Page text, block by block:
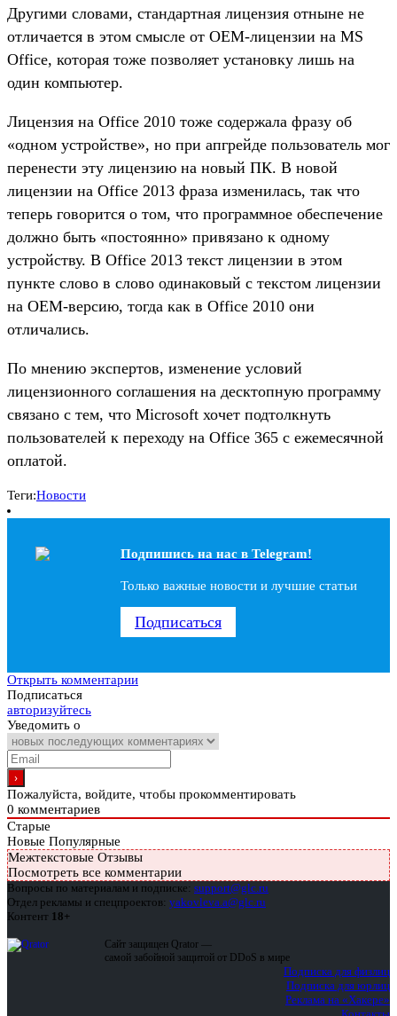
Другими словами, стандартная лицензия отныне не
отличается в этом смысле от OEM-лицензии на MS
Office, которая тоже позволяет установку лишь на
один компьютер.
Лицензия на Office 2010 тоже содержала фразу об
«одном устройстве», но при апгрейде пользователь мог
перенести эту лицензию на новый ПК. В новой
лицензии на Office 2013 фраза изменилась, так что
теперь говорится о том, что программное обеспечение
должно быть «постоянно» привязано к одному
устройству. В Office 2013 текст лицензии в этом
пункте слово в слово одинаковый с текстом лицензии
на OEM-версию, тогда как в Office 2010 они
отличались.
По мнению экспертов, изменение условий
лицензионного соглашения на десктопную программу
связано с тем, что Microsoft хочет подтолкнуть
пользователей к переходу на Office 365 с ежемесячной
оплатой.
Теги:Новости
Подпишись на наc в Telegram!
Только важные новости и лучшие статьи
Подписаться
Открыть комментарии
Подписаться
авторизуйтесь
Уведомить о
Пожалуйста, войдите, чтобы прокомментировать
0 комментариев
Старые
Новые Популярные
Межтекстовые Отзывы
Посмотреть все комментарии
Вопросы по материалам и подписке: support@glc.ru
Отдел рекламы и спецпроектов: yakovleva.a@glc.ru
Контент 18+
Сайт защищен Qrator —
самой забойной защитой от DDoS в мире
Подписка для физлиц
Подписка для юрлиц
Реклама на «Хакере»